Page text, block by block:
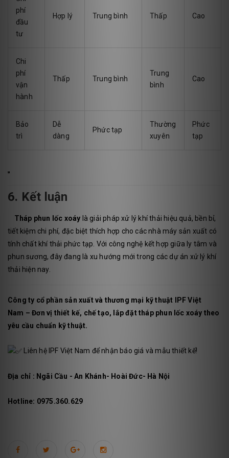
phí
đầu
tư
Hợp lý Trung bình Thấp Cao
Chi
phí
vận
hành
Thấp Trung bình
Trung
bình
Cao
Bảo
trì
Dễ
dàng
Phức tạp
Thường
xuyên
Phức
tạp
6. Kết luận
Tháp phun lốc xoáy là giải pháp xử lý khí thải hiệu quả, bền bỉ,
tiết kiệm chi phí, đặc biệt thích hợp cho các nhà máy sản xuất có
tính chất khí thải phức tạp. Với công nghệ kết hợp giữa ly tâm và
phun sương, đây đang là xu hướng mới trong các dự án xử lý khí
thải hiện nay.
Công ty cổ phần sản xuất và thương mại kỹ thuật IPF Việt
Nam – Đơn vị thiết kế, chế tạo, lắp đặt tháp phun lốc xoáy theo
yêu cầu chuẩn kỹ thuật.
Liên hệ IPF Việt Nam để nhận báo giá và mẫu thiết kế!
Địa chỉ : Ngãi Cầu - An Khánh- Hoài Đức- Hà Nội
Hotline: 0975.360.629